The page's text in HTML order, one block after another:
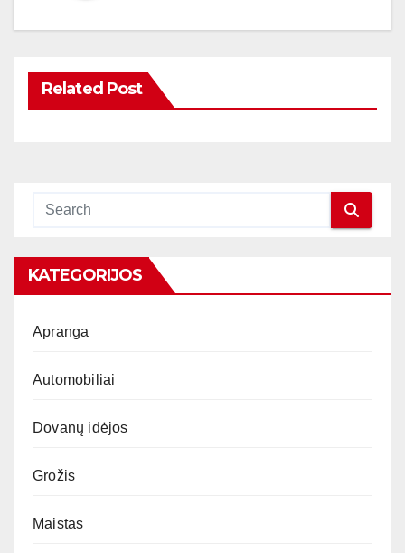
Related Post
KATEGORIJOS
Apranga
Automobiliai
Dovanų idėjos
Grožis
Maistas